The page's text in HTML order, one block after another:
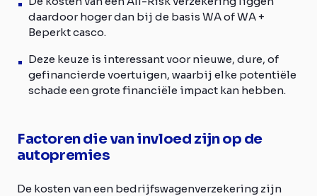
daardoor hoger dan bij de basis WA of WA +
Beperkt casco.
Deze keuze is interessant voor nieuwe, dure, of
gefinancierde voertuigen, waarbij elke potentiële
schade een grote financiële impact kan hebben.
Factoren die van invloed zijn op de
autopremies
De kosten van een bedrijfswagenverzekering zijn